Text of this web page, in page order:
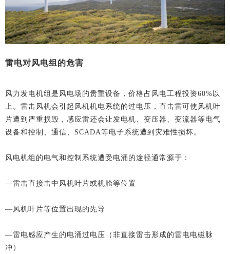
雷电对风电组的危害
风力发电机组是风电场的贵重设备，价格占风电工程投资60%以
上。雷击风机会引起风机机电系统的过电压，直击雷可使风机叶
片遭到严重损毁，感应雷还会让发电机、变压器、变流器等电气
设备和控制、通信、SCADA等电子系统遭到灾难性损坏。
风电机组的电气和控制系统遭受电涌的途径通常源于：
—雷击直接击中风机叶片或机舱等位置
—风机叶片等位置出现的先导
—雷电感应产生的电涌过电压（非直接雷击形成的雷电电磁脉
冲）